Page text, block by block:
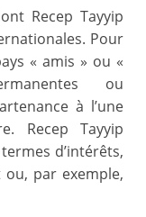
Recep Tayyip
Pour
« amis » ou «
ou
à l’une
Recep Tayyip
d’intérêts,
ou, par exemple,